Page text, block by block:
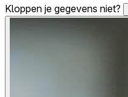
Kloppen je gegevens niet?